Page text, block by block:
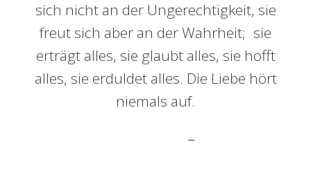
sich nicht an der Ungerechtigkeit, sie
freut sich aber an der Wahrheit; sie
erträgt alles, sie glaubt alles, sie hofft
alles, sie erduldet alles. Die Liebe hört
niemals auf.
–